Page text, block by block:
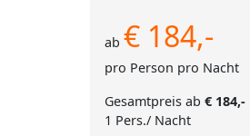
ab€ 184,-
pro Person pro Nacht
Gesamtpreis ab€ 184,-
1 Pers./ Nacht